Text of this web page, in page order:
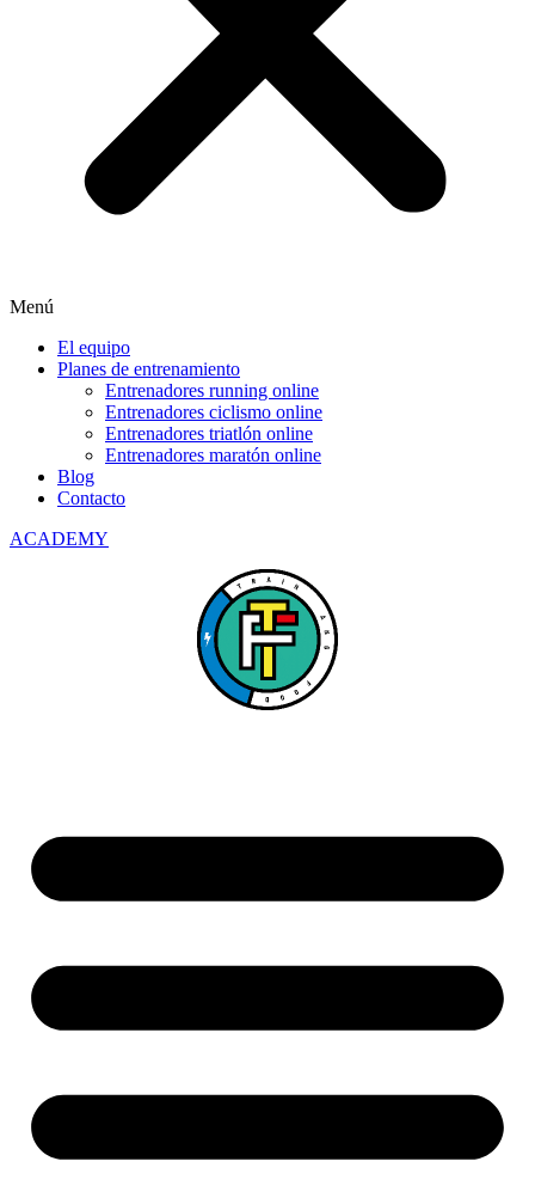
Menú
El equipo
Planes de entrenamiento
Entrenadores running online
Entrenadores ciclismo online
Entrenadores triatlón online
Entrenadores maratón online
Blog
Contacto
ACADEMY